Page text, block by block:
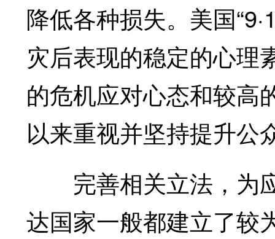
降低各种损失。美国
灾后表现的稳定的心理
的危机应对心态和较高
以来重视并坚持提升公
完善相关立法，为
达国家一般都建立了较